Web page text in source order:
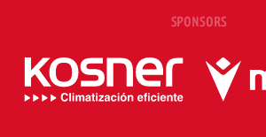
SPONSORS